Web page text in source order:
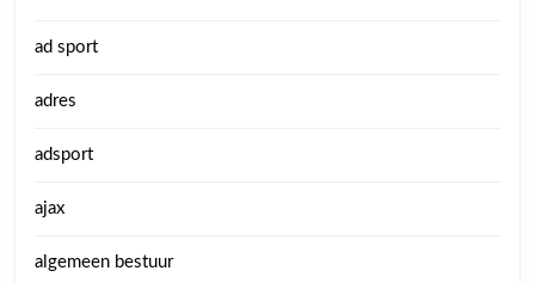
ad sport
adres
adsport
ajax
algemeen bestuur